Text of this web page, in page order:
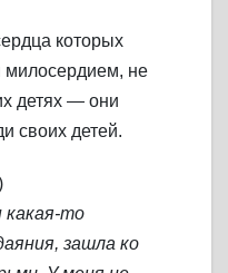
которых
не
детях — они
своих детей.
то
зашла ко